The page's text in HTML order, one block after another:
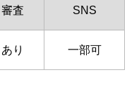
審査 SNS
あり 一部可